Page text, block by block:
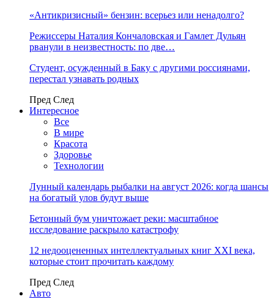
«Антикризисный» бензин: всерьез или ненадолго?
Режиссеры Наталия Кончаловская и Гамлет Дульян
рванули в неизвестность: по две…
Студент, осужденный в Баку с другими россиянами,
перестал узнавать родных
Пред След
Интересное
Все
В мире
Красота
Здоровье
Технологии
Лунный календарь рыбалки на август 2026: когда шансы
на богатый улов будут выше
Бетонный бум уничтожает реки: масштабное
исследование раскрыло катастрофу
12 недооцененных интеллектуальных книг XXI века,
которые стоит прочитать каждому
Пред След
Авто